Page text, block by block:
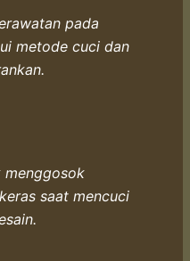
pada
metode cuci dan
menggosok
saat mencuci